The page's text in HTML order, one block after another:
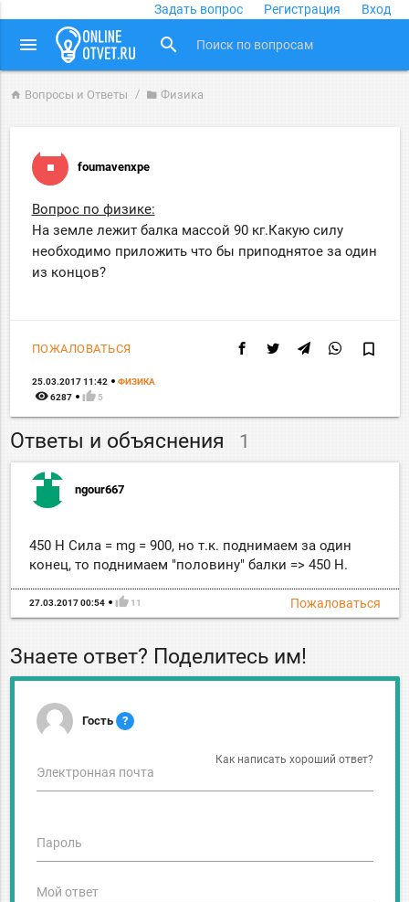
Задать вопрос Регистрация Вход
menu search
home Вопросы и Ответы folder Физика
foumavenxpe
Вопрос по физике:
На земле лежит балка массой 90 кг.Какую силу
необходимо приложить что бы приподнятое за один
из концов?
ПОЖАЛОВАТЬСЯ bookmark_border
25.03.2017 11:42 ФИЗИКА
remove_red_eye 6287 thumb_up 5
Ответы и объяснения 1
ngour667
450 Н Сила = mg = 900, но т.к. поднимаем за один
конец, то поднимаем "половину" балки => 450 Н.
Пожаловаться
27.03.2017 00:54 thumb_up 11
Знаете ответ? Поделитесь им!
Гость ?
Как написать хороший ответ?
Электронная почта
Пароль
Мой ответ